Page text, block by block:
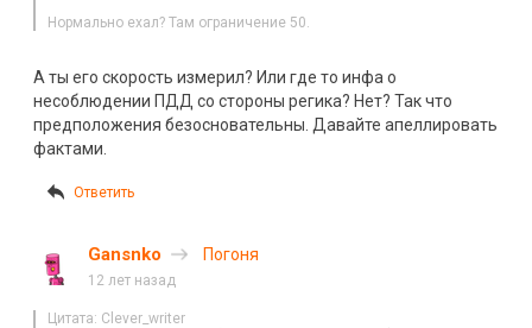
Нормально ехал? Там ограничение 50.
А ты его скорость измерил? Или где то инфа о
несоблюдении ПДД со стороны регика? Нет? Так что
предположения безосновательны. Давайте апеллировать
фактами.
Ответить
Gansnko Погоня
12 лет назад
Цитата: Clever_writer